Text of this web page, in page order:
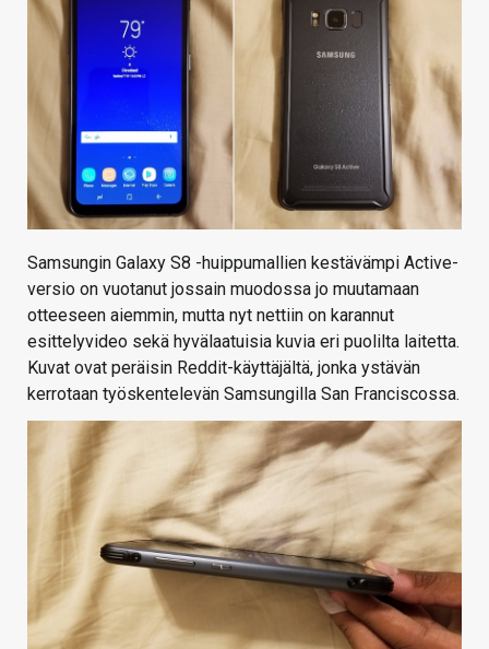
Samsungin Galaxy S8 -huippumallien kestävämpi Active-
versio on vuotanut jossain muodossa jo muutamaan
otteeseen aiemmin, mutta nyt nettiin on karannut
esittelyvideo sekä hyvälaatuisia kuvia eri puolilta laitetta.
Kuvat ovat peräisin Reddit-käyttäjältä, jonka ystävän
kerrotaan työskentelevän Samsungilla San Franciscossa.